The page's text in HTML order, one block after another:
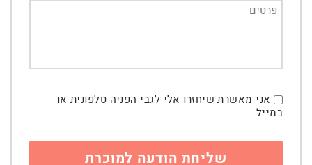
אני מאשרת שיחזרו אלי לגבי הפניה טלפונית או
במייל